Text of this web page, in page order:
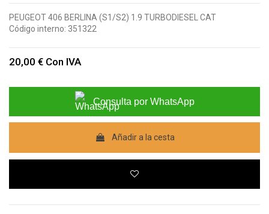
PEUGEOT 406 BERLINA (S1/S2) 1.9 TURBODIESEL CAT
Código interno: 351322
20,00 € Con IVA
Consulta por WhatsApp
Añadir a la cesta